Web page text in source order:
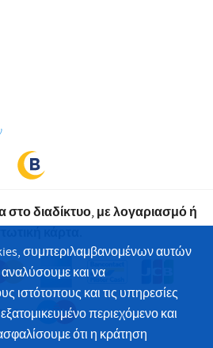
διαδίκτυο, με λογαριασμό ή
συμπεριλαμβανομένων αυτών
και να
ιστότοπους και τις υπηρεσίες
περιεχόμενο και
ότι η κράτηση